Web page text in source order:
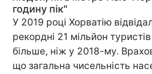
годину пік"
У 2019 році Хорватію
рекордні 21 мільйон
більше, ніж у 2018-му.
що загальна чисельність